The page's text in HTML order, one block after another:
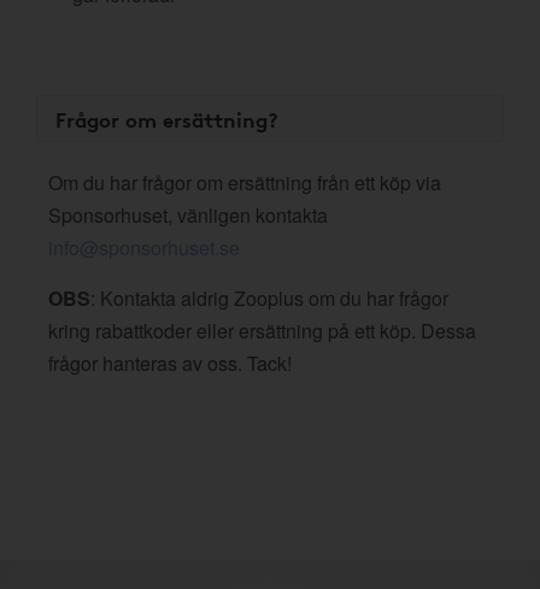
Frågor om ersättning?
Om du har frågor om ersättning från ett köp via
Sponsorhuset, vänligen kontakta
info@sponsorhuset.se
OBS: Kontakta aldrig Zooplus om du har frågor
kring rabattkoder eller ersättning på ett köp. Dessa
frågor hanteras av oss. Tack!